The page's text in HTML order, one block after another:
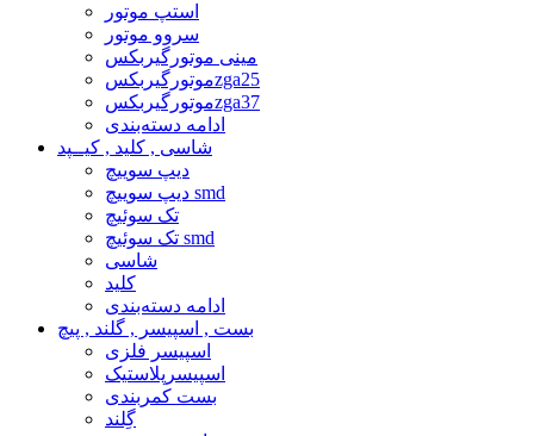
استپ موتور
سروو موتور
مینی موتورگیربکس
موتورگیربکسzga25
موتورگیربکسzga37
ادامه دسته‌بندی
شاسی , کلید , کیــپد
دیپ سوییچ
دیپ سوییچ smd
تک سوئیچ
تک سوئیچ smd
شاسی
کلید
ادامه دسته‌بندی
بست , اسپیسر , گلند , پیچ
اسپیسر فلزی
اسپیسرپلاستیک
بست کمربندی
گِلند